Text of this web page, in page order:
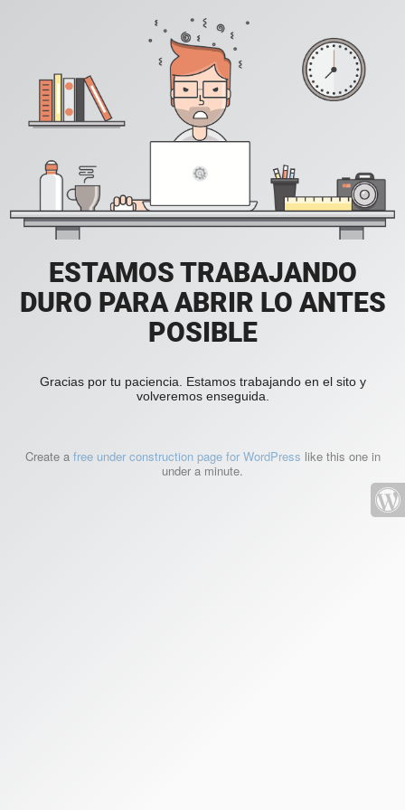
ESTAMOS TRABAJANDO
DURO PARA ABRIR LO ANTES
POSIBLE
Gracias por tu paciencia. Estamos trabajando en el sito y
volveremos enseguida.
Create a free under construction page for WordPress like this one in
under a minute.